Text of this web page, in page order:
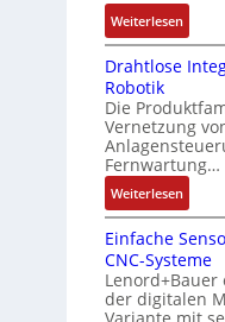
f
ü
r
i
e
A
n
w
e
n
d
u
n
a
u
f
e
n
R
a
s
p
b
e
r
r
n
g
e
s
t
ä
t
i
g
t
R
e
h
s
e
m
e
n
t
e
m
i
t
S
a
g
s
i
n
g
a
n
i
m
M
a
Weiterlesen:
M
a
k
t
s
t
a
r
t
f
ü
r
Drahtlose
Robotik
Die
Vernetzung
Fernwartung…
Weiterlesen:
D
r
a
h
t
Einfache
CNC-Systeme
der digitalen